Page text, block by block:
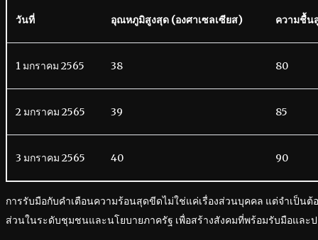
วันที่ อุณหภูมิสูงสุด (องศาเซลเซียส) ความชื้น
1 มกราคม 2565 38 80
2 มกราคม 2565 39 85
3 มกราคม 2565 40 90
การรับมือกับคำเตือนความร้อนสุดขีดไม่ใช่แค่เรื่องส่วนบุคคล แต่จำเป็นต้
ส่วนในระดับชุมชนและนโยบายภาครัฐ เพื่อสร้างสังคมที่พร้อมรับมือและ